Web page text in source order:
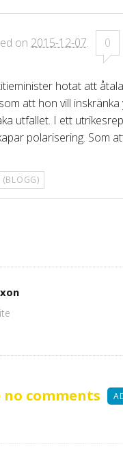
on 2015-12-07. 0
hotat att
att hon vill
utfallet. I ett
polarisering. Som
(BLOGG)
no comments